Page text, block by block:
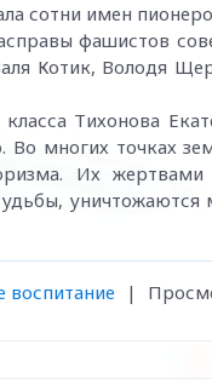
сотни имен
фашистов
Котик, Володя
Тихонова
Во многих точках
Их
уничтожаются
воспитание |